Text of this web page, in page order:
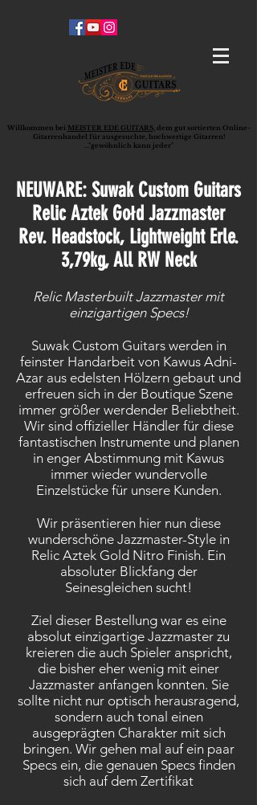
Willkommen bei MEISTER EDE GUITARS,dem gut sortierten Online-
G ita rrenhandel für ausgesuchte, hochwertige Gitarren!
..."gewöhnlich kann jeder"
NEUWARE: Suwak Custom Guitars
Relic Aztek Gołd Jazzmaster
Rev. Headstock, LightweightErle.
3,79kg, All RW Neck
Relic Masterbuilt Jazzmaster mit
einzigartigen Specs!
Suwak Custom Guitars werden in
feinster Handarbeit von Kawus Adni-
Azar aus edelsten Hölzern gebaut und
erfreuen sich in der Boutique Szene
immer größer werdender Beliebtheit.
Wir sind offizieller Händler für diese
fantastischen Instrumente und planen
in enger Abstimmung mit Kawus
immer wieder wundervolle
Einzelstücke für unsere Kunden.
Wir präsentieren hier nun diese
wunderschöne Jazzmaster-Style in
Relic Aztek Gold Nitro Finish. Ein
absoluter Blickfang der
Seinesgleichen sucht!
Ziel dieser Bestellung war es eine
absolut einzigartige Jazzmaster zu
kreieren die auch Spieler anspricht,
die bisher eher wenig mit einer
Jazzmaster anfangen konnten. Sie
sollte nicht nur optisch herausragend,
sondern auch tonal einen
ausgeprägten Charakter mit sich
bringen. Wir gehen mal auf ein paar
Specs ein, die genauen Specs finden
sich auf dem Zertifikat